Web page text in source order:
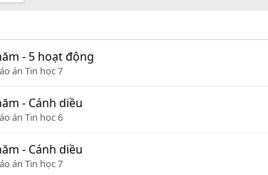
- 5 hoạt động
án Tin học 7
- Cánh diều
án Tin học 6
- Cánh diều
án Tin học 7